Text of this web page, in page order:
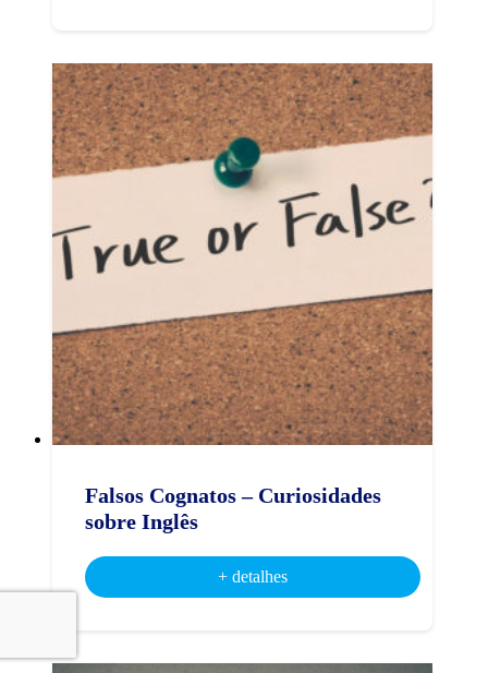
Falsos Cognatos – Curiosidades
sobre Inglês
+ detalhes